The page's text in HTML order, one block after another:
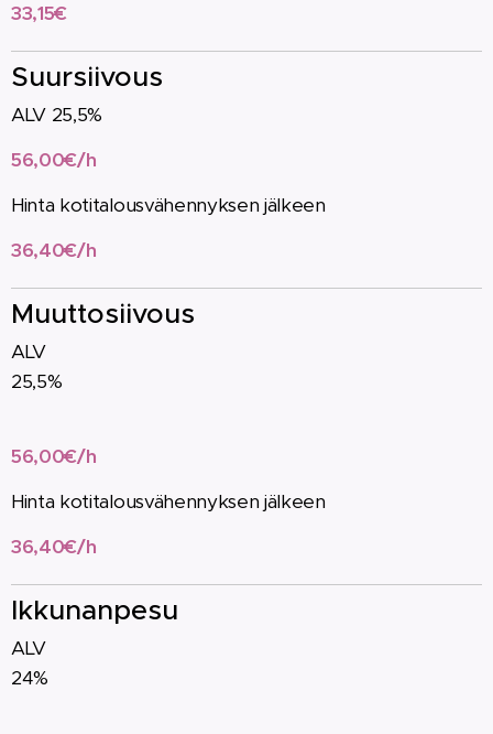
33,15€
Suursiivous
ALV 25,5%
56,00€/h
Hinta kotitalousvähennyksen jälkeen
36,40€/h
Muuttosiivous
ALV
25,5%
56,00€/h
Hinta kotitalousvähennyksen jälkeen
36,40€/h
Ikkunanpesu
ALV
24%